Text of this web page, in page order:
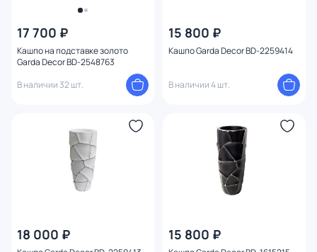
17 700 ₽
Кашпо на подставке золото
Garda Decor BD-2548763
В наличии 32 шт.
15 800 ₽
Кашпо Garda Decor BD-2259414
В наличии 4 шт.
18 000 ₽ 15 800 ₽
Длина (см)
Глубина (см)
Тип опоры
Ширина (см)
Диаметр (см)